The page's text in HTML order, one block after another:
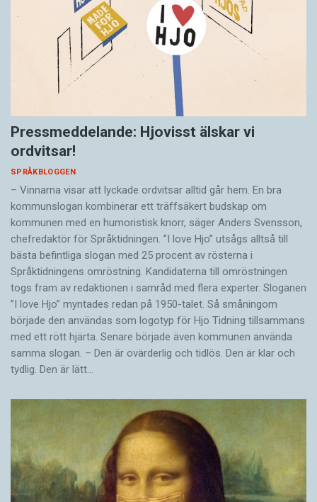
Pressmeddelande: Hjovisst älskar vi
ordvitsar!
SPRÅKBLOGGEN
– Vinnarna visar att lyckade ordvitsar alltid går hem. En bra
kommunslogan kombinerar ett träffsäkert budskap om
kommunen med en humoristisk knorr, säger Anders Svensson,
chefredaktör för Språktidningen. ”I love Hjo” utsågs alltså till
bästa befintliga slogan med 25 procent av rösterna i
Språktidningens omröstning. Kandidaterna till omröstningen
togs fram av redaktionen i samråd med flera experter. Sloganen
”I love Hjo” myntades redan på 1950-talet. Så småningom
började den användas som logotyp för Hjo Tidning tillsammans
med ett rött hjärta. Senare började även kommunen använda
samma slogan. – Den är ovärderlig och tidlös. Den är klar och
tydlig. Den är lätt…